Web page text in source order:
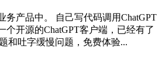
务产品中。 自己写代码调用ChatGPT
开源的ChatGPT客户端，已经有了
和吐字缓慢问题，免费体验...